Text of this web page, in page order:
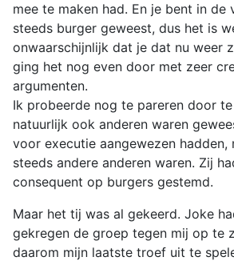
mee te maken had. En je bent in de
steeds burger geweest, dus het is
onwaarschijnlijk dat je dat nu weer
ging het nog even door met zeer
argumenten.
Ik probeerde nog te pareren door
natuurlijk ook anderen waren
voor executie aangewezen hadden,
steeds andere anderen waren. Zij
consequent op burgers gestemd.
Maar het tij was al gekeerd. Joke
gekregen de groep tegen mij op te
daarom mijn laatste troef uit te